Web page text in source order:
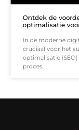
Ontdek de
optimalisatie
In de moderne
cruciaal voor het
optimalisatie
proces